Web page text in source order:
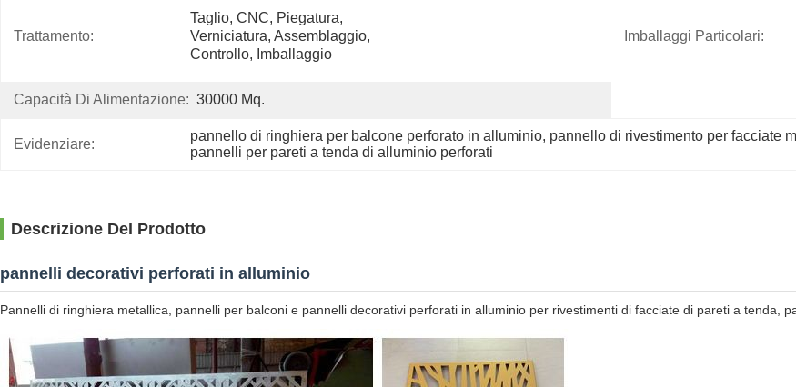
Trattamento:
Taglio, CNC, Piegatura,
Verniciatura, Assemblaggio,
Controllo, Imballaggio
Imballaggi Particolari:
Capacità Di Alimentazione: 30000 Mq.
Evidenziare:
pannello di ringhiera per balcone perforato in alluminio, pannello di rivestimento per facciate
pannelli per pareti a tenda di alluminio perforati
Descrizione Del Prodotto
pannelli decorativi perforati in alluminio
Pannelli di ringhiera metallica, pannelli per balconi e pannelli decorativi perforati in alluminio per rivestimenti di facciate di pareti a tenda,